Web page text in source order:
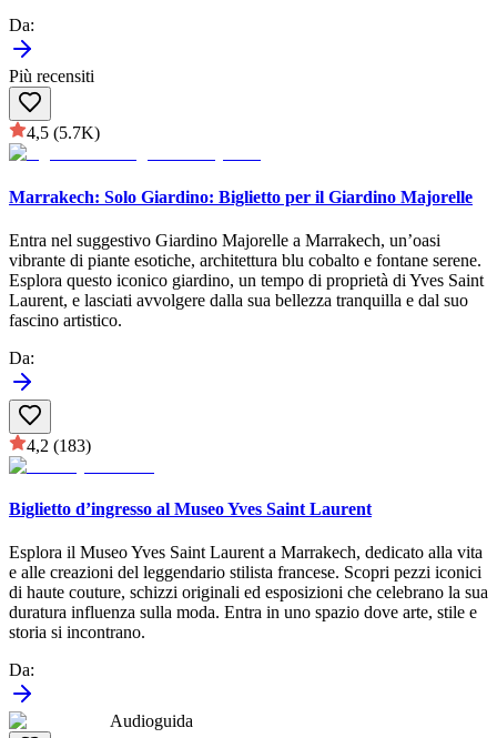
Da:
Più recensiti
4,5 (5.7K)
Marrakech: Solo Giardino: Biglietto per il Giardino Majorelle
Entra nel suggestivo Giardino Majorelle a Marrakech, un’oasi
vibrante di piante esotiche, architettura blu cobalto e fontane serene.
Esplora questo iconico giardino, un tempo di proprietà di Yves Saint
Laurent, e lasciati avvolgere dalla sua bellezza tranquilla e dal suo
fascino artistico.
Da:
4,2 (183)
Biglietto d’ingresso al Museo Yves Saint Laurent
Esplora il Museo Yves Saint Laurent a Marrakech, dedicato alla vita
e alle creazioni del leggendario stilista francese. Scopri pezzi iconici
di haute couture, schizzi originali ed esposizioni che celebrano la sua
duratura influenza sulla moda. Entra in uno spazio dove arte, stile e
storia si incontrano.
Da:
Audioguida